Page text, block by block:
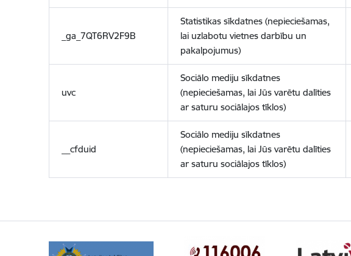
_ga_7QT6RV2F9B
Statistikas sīkdatnes (nepieciešamas,
lai uzlabotu vietnes darbību un
pakalpojumus)
uvc
Sociālo mediju sīkdatnes
(nepieciešamas, lai Jūs varētu dalīties
ar saturu sociālajos tīklos)
__cfduid
Sociālo mediju sīkdatnes
(nepieciešamas, lai Jūs varētu dalīties
ar saturu sociālajos tīklos)